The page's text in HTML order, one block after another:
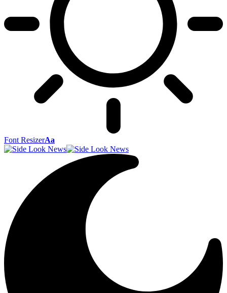
Font ResizerAa